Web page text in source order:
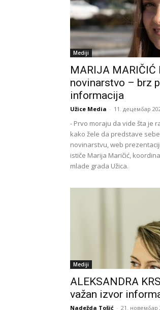
Mediji
MARIJA MARIČIĆ
novinarstvo – brz
informacija
Užice Media - 11. децембар
- Prvo moraju da vide šta je
kako žele da predstave
novinarstvu, web
ističe Marija Maričić,
mlade grada Užica.
Mediji
ALEKSANDRA
važan izvor
Nadežda Tošić - 21. новембар